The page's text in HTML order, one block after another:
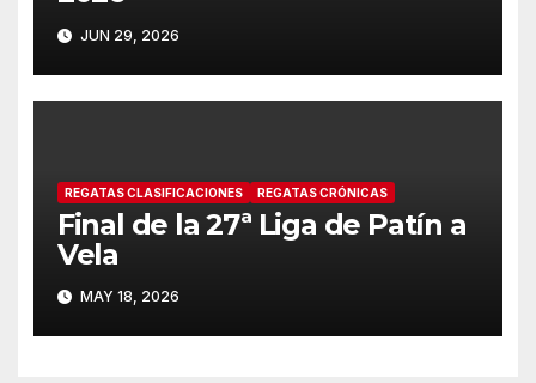
JUN 29, 2026
REGATAS CLASIFICACIONES REGATAS CRÓNICAS
Final de la 27ª Liga de Patín a
Vela
MAY 18, 2026